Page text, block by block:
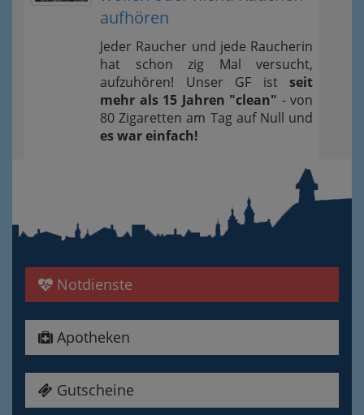
aufhören
Jeder Raucher und jede Raucherin
hat schon zig Mal versucht,
aufzuhören! Unser GF ist seit
mehr als 15 Jahren "clean" - von
80 Zigaretten am Tag auf Null und
es war einfach!
Notdienste
Apotheken
Gutscheine